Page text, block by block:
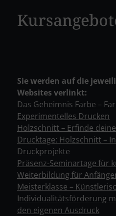
Sie werden auf die
Websites verlinkt:
Das Geheimnis Farbe –
Experimentelles Drucken
Holzschnitt – Erfinde
Drucktage: Holzschnitt –
Druckprojekte
Präsenz-Seminartage für
Weiterbildung für
Meisterklasse –
Individualitätsförderung
den eigenen Ausdruck